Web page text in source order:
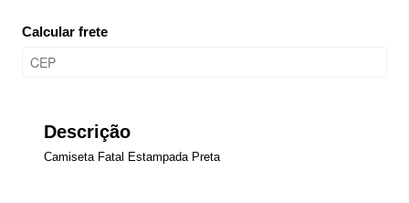
Calcular frete
Descrição
Camiseta Fatal Estampada Preta